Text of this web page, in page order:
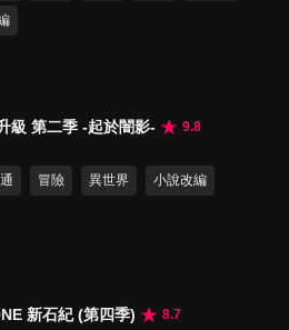
級 第二季 -起於闇影-
9.8
冒險 異世界 小說改編
新石紀 (第四季)
8.7